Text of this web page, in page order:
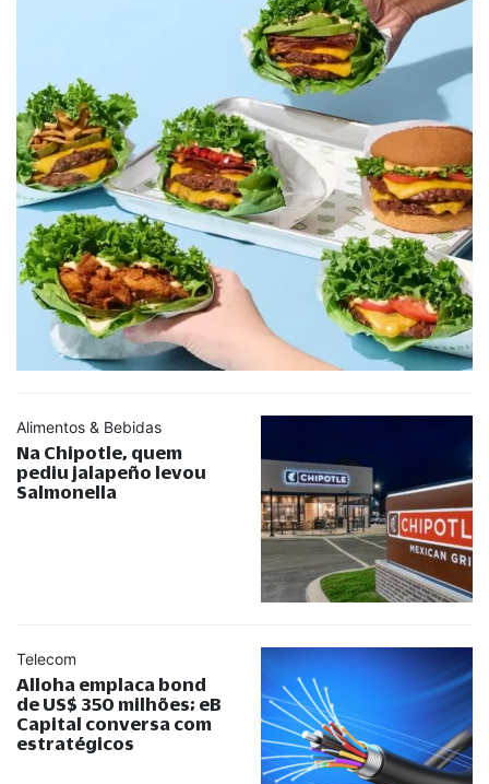
Alimentos & Bebidas
Na Chipotle, quem
pediu jalapeño levou
Salmonella
Telecom
Alloha emplaca bond
de US$ 350 milhões; eB
Capital conversa com
estratégicos